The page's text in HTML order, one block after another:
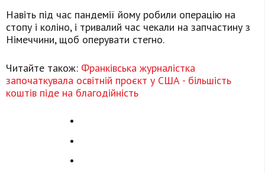
Навіть під час пандемії йому робили операцію на
стопу і коліно, і тривалий час чекали на запчастину з
Німеччини, щоб оперувати стегно.
Читайте також: Франківська журналістка
започаткувала освітній проєкт у США - більшість
коштів піде на благодійність